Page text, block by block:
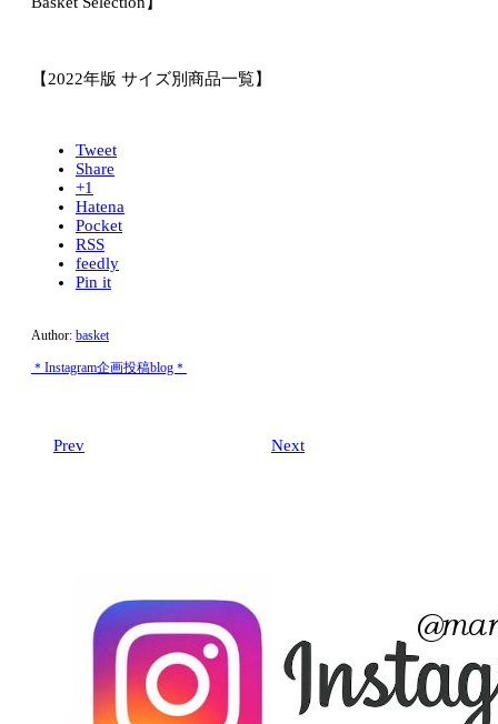
【2022年版 サイズ別商品一覧】
Tweet
Share
+1
Hatena
Pocket
RSS
feedly
Pin it
Author: basket
＊Instagram企画投稿blog＊
Prev Next